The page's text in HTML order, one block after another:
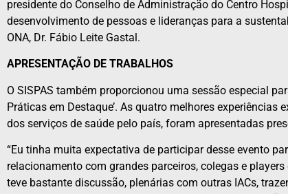
presidente do Conselho de Administração do Centro
desenvolvimento de pessoas e lideranças para a
ONA, Dr. Fábio Leite Gastal.
APRESENTAÇÃO DE TRABALHOS
O SISPAS também proporcionou uma sessão especial
Práticas em Destaque’. As quatro melhores
dos serviços de saúde pelo país, foram apresentadas
“Eu tinha muita expectativa de participar desse evento
relacionamento com grandes parceiros, colegas e
teve bastante discussão, plenárias com outras IACs,